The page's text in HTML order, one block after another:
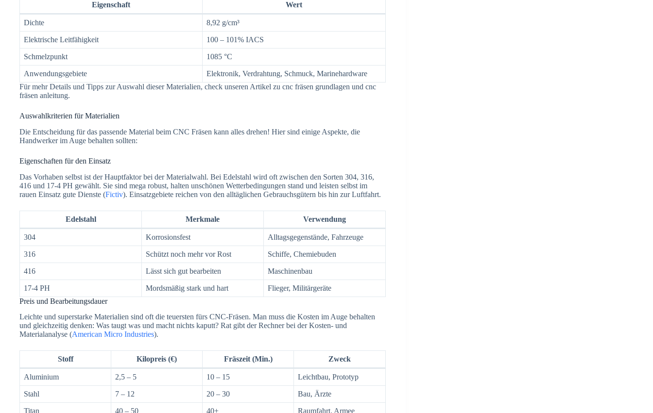
Eigenschaft Wert
Dichte 8,92 g/cm³
Elektrische Leitfähigkeit 100 – 101% IACS
Schmelzpunkt 1085 °C
Anwendungsgebiete
Elektronik, Verdrahtung, Schmuck, Marinehardware
Für mehr Details und Tipps zur Auswahl dieser Materialien, check unseren Artikel zu cnc fräsen grundlagen und cnc
fräsen anleitung.
Auswahlkriterien für Materialien
Die Entscheidung für das passende Material beim CNC Fräsen kann alles drehen! Hier sind einige Aspekte, die
Handwerker im Auge behalten sollten:
Eigenschaften für den Einsatz
Das Vorhaben selbst ist der Hauptfaktor bei der Materialwahl. Bei Edelstahl wird oft zwischen den Sorten 304, 316,
416 und 17-4 PH gewählt. Sie sind mega robust, halten unschönen Wetterbedingungen stand und leisten selbst im
rauen Einsatz gute Dienste (Fictiv). Einsatzgebiete reichen von den alltäglichen Gebrauchsgütern bis hin zur Luftfahrt.
Edelstahl Merkmale Verwendung
304 Korrosionsfest Alltagsgegenstände, Fahrzeuge
316 Schützt noch mehr vor Rost Schiffe, Chemiebuden
416 Lässt sich gut bearbeiten Maschinenbau
17-4 PH Mordsmäßig stark und hart
Flieger, Militärgeräte
Preis und Bearbeitungsdauer
Leichte und superstarke Materialien sind oft die teuersten fürs CNC-Fräsen. Man muss die Kosten im Auge behalten
und gleichzeitig denken: Was taugt was und macht nichts kaputt? Rat gibt der Rechner bei der Kosten- und
Materialanalyse (American Micro Industries).
Stoff Kilopreis (€) Fräszeit (Min.) Zweck
Aluminium 2,5 – 5 10 – 15 Leichtbau, Prototyp
Stahl 7 – 12 20 – 30 Bau, Ärzte
Titan 40 – 50 40+ Raumfahrt, Armee